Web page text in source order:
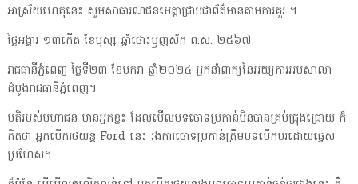
អាស្រ័យហេតុនេះ សូមសាធារណជនមេត្តាជ្រាបជាព័ត៌មានតាមការគួរ ។
ថ្ងៃអង្គារ ១៣កើត ខែបុស្ស ឆ្នាំថោះឫញស័ក ព.ស. ២៥៦៧
រាជធានីភ្នំពេញ ថ្ងៃទី២៣ ខែមករា ឆ្នាំ២០២៤ អ្នកនាំពាក្យនៃអយ្យការអមសាលា
ដំបូងរាជធានីភ្នំពេញ។
មតិរបស់មហាជន មានអ្នកខ្លះ ដែលមើលបទចោទប្រកាន់មិនបានគ្រប់ជ្រុងជ្រោយ ក៏
គិតថា អ្នកបើករថយន្ត Ford នេះ រងការចោទប្រកាន់ត្រឹមបទបើកបរដោយធ្វេស
ប្រហែស។